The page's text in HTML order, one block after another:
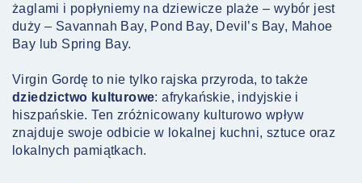
żaglami i popłyniemy na dziewicze plaże – wybór jest
duży – Savannah Bay, Pond Bay, Devil’s Bay, Mahoe
Bay lub Spring Bay.
Virgin Gordę to nie tylko rajska przyroda, to także
dziedzictwo kulturowe: afrykańskie, indyjskie i
hiszpańskie. Ten zróżnicowany kulturowo wpływ
znajduje swoje odbicie w lokalnej kuchni, sztuce oraz
lokalnych pamiątkach.